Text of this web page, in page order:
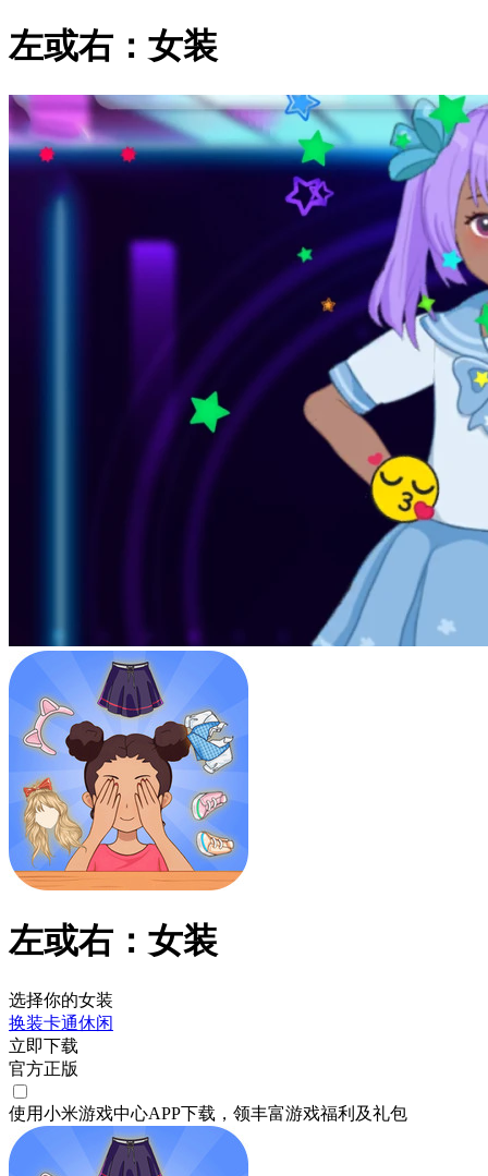
左或右：女装
左或右：女装
选择你的女装
换装卡通休闲
立即下载
官方正版
使用小米游戏中心APP下载 ，领丰富游戏福利 及礼包